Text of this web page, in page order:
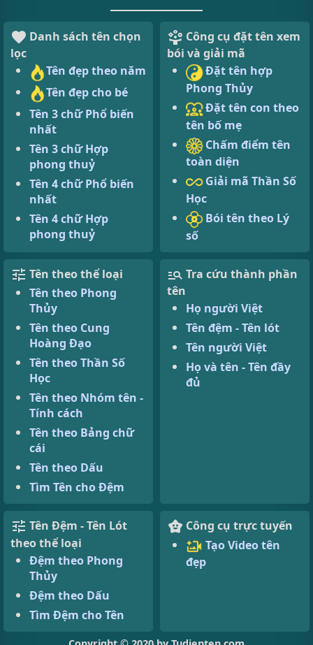
Danh sách tên chọn
lọc
Tên đẹp theo năm
Tên đẹp cho bé
Tên 3 chữ Phổ biến
nhất
Tên 3 chữ Hợp
phong thuỷ
Tên 4 chữ Phổ biến
nhất
Tên 4 chữ Hợp
phong thuỷ
Công cụ đặt tên xem
bói và giải mã
Đặt tên hợp
Phong Thủy
Đặt tên con theo
tên bố mẹ
Chấm điểm tên
toàn diện
Giải mã Thần Số
Học
Bói tên theo Lý
số
Tên theo thể loại
Tên theo Phong
Thủy
Tên theo Cung
Hoàng Đạo
Tên theo Thần Số
Học
Tên theo Nhóm tên -
Tính cách
Tên theo Bảng chữ
cái
Tên theo Dấu
Tìm Tên cho Đệm
Tra cứu thành phần
tên
Họ người Việt
Tên đệm - Tên lót
Tên người Việt
Họ và tên - Tên đầy
đủ
Tên Đệm - Tên Lót
theo thể loại
Đệm theo Phong
Thủy
Đệm theo Dấu
Tìm Đệm cho Tên
Công cụ trực tuyến
Tạo Video tên
đẹp